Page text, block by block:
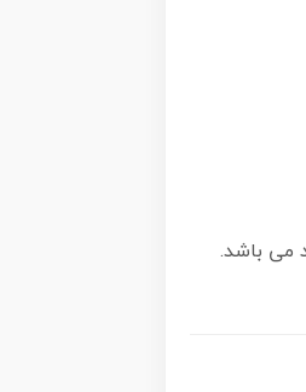
می باشد.